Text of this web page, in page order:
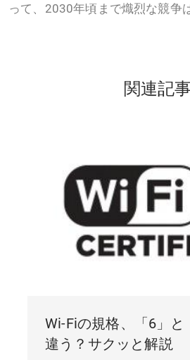
って、2030年頃まで熾烈な競争
関連記事
Wi-Fiの規格、「6」と
違う？サクッと解説